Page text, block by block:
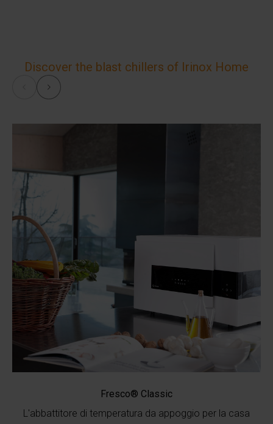
Discover the blast chillers of Irinox Home
Fresco® Classic
L'abbattitore di temperatura da appoggio per la casa